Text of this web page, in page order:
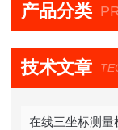
产品分类
技术文章
在线三坐标测量